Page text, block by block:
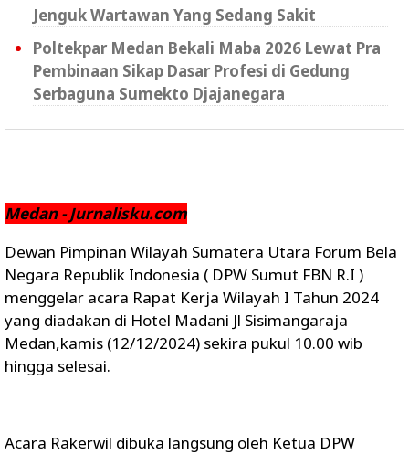
Jenguk Wartawan Yang Sedang Sakit
Poltekpar Medan Bekali Maba 2026 Lewat Pra
Pembinaan Sikap Dasar Profesi di Gedung
Serbaguna Sumekto Djajanegara
Medan - Jurnalisku.com
Dewan Pimpinan Wilayah Sumatera Utara Forum Bela
Negara Republik Indonesia ( DPW Sumut FBN R.I )
menggelar acara Rapat Kerja Wilayah I Tahun 2024
yang diadakan di Hotel Madani Jl Sisimangaraja
Medan,kamis (12/12/2024) sekira pukul 10.00 wib
hingga selesai.
Acara Rakerwil dibuka langsung oleh Ketua DPW